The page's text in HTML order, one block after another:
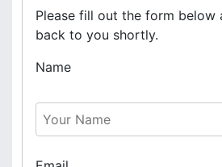
Please fill out the form below
back to you shortly.
Name